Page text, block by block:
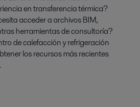
en transferencia térmica?
acceder a archivos BIM,
herramientas de consultoría?
de calefacción y refrigeración
los recursos más recientes